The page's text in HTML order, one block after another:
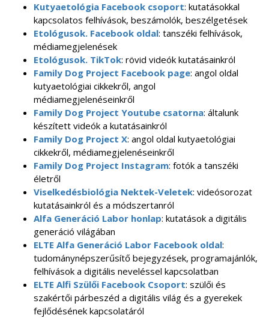
Kutyaetológia Facebook csoport: kutatásokkal
kapcsolatos felhívások, beszámolók, beszélgetések
Etológusok. Facebook oldal: tanszéki felhívások,
médiamegjelenések
Etológusok. TikTok: rövid videók kutatásainkról
Family Dog Project Facebook page: angol oldal
kutyaetológiai cikkekről, angol
médiamegjelenéseinkről
Family Dog Project Youtube csatorna: általunk
készített videók a kutatásainkról
Family Dog Project X: angol oldal kutyaetológiai
cikkekről, médiamegjelenéseinkről
Family Dog Project Instagram: fotók a tanszéki
életről
Viselkedésbiológia Nektek-Veletek: videósorozat
kutatásainkról és a módszertanról
Alfa Generáció Labor honlap: kutatások a digitális
generáció világában
ELTE Alfa Generáció Labor Facebook oldal:
tudománynépszerűsítő bejegyzések, programajánlók,
felhívások a digitális neveléssel kapcsolatban
ELTE Alfi Szülői Facebook Csoport: szülői és
szakértői párbeszéd a digitális világ és a gyerekek
fejlődésének kapcsolatáról